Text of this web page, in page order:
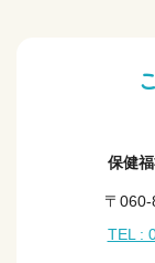
保健
〒
TEL :